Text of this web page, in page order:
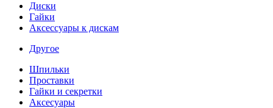
Диски
Гайки
Аксессуары к дискам
Другое
Шпильки
Проставки
Гайки и секретки
Аксесуары